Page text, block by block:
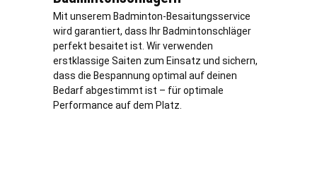
Mit unserem Badminton-Besaitungsservice
wird garantiert, dass Ihr Badmintonschläger
perfekt besaitet ist. Wir verwenden
erstklassige Saiten zum Einsatz und sichern,
dass die Bespannung optimal auf deinen
Bedarf abgestimmt ist – für optimale
Performance auf dem Platz.